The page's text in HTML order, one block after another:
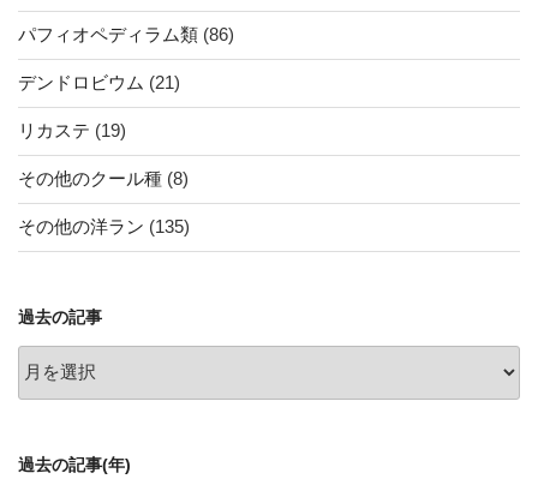
パフィオペディラム類 (86)
デンドロビウム (21)
リカステ (19)
その他のクール種 (8)
その他の洋ラン (135)
過去の記事
去
事
過去の記事(年)